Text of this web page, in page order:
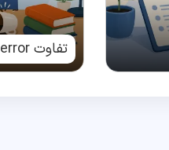
تفاوت error و mistake چیست؟